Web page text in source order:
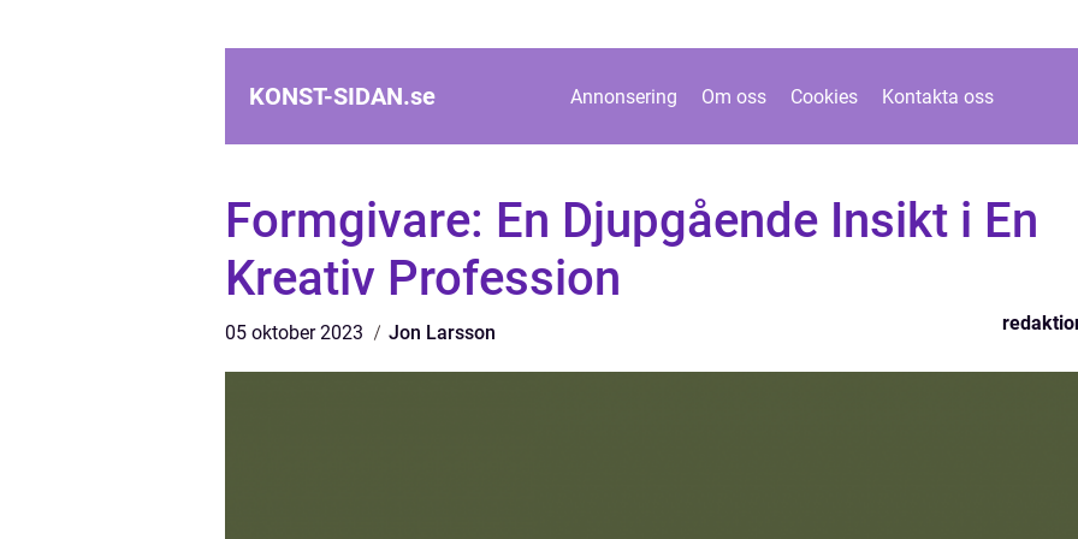
KONST-SIDAN.se Annonsering Om oss Cookies Kontakta oss
Formgivare: En Djupgående Insikt i En
Kreativ Profession
05 oktober 2023 Jon Larsson